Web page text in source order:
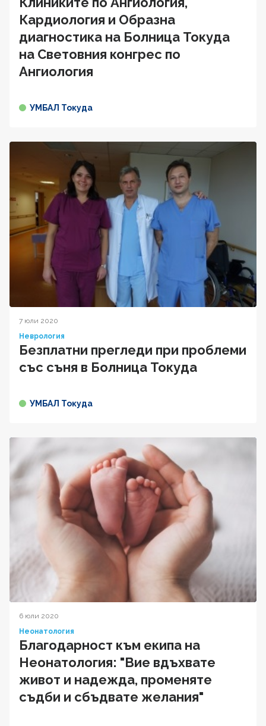
Кардиология и Образна
диагностика на Болница Токуда
на Световния конгрес по
Ангиология
УМБАЛ Токуда
7 юли 2020
Неврология
Безплатни прегледи при проблеми
със съня в Болница Токуда
УМБАЛ Токуда
6 юли 2020
Неонатология
Благодарност към екипа на
Неонатология: "Вие вдъхвате
живот и надежда, променяте
съдби и сбъдвате желания"